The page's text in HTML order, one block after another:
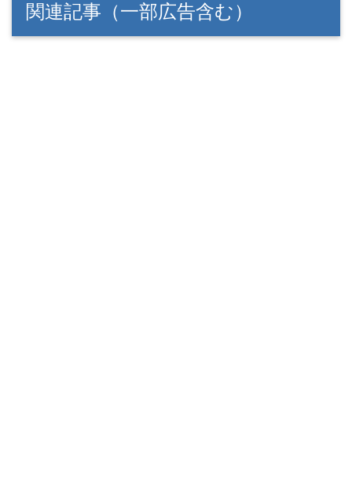
関連記事（一部広告含む）